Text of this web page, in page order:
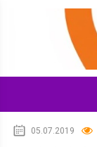
05.07.2019